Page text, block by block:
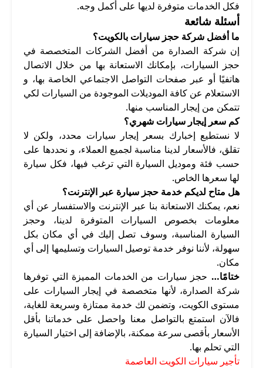
فكل الخدمات متوفرة لديها على أكمل وجه.
أسئلة شائعة
ما أفضل شركة حجز سيارات بالكويت؟
إن شركة الصدارة من أفضل الشركات المتخصصة في
حجز السيارات، بإمكانك الاستعانة بها من خلال الاتصال
هاتفيًا أو عبر صفحات التواصل الاجتماعي الخاصة بها، و
الاستعلام عن كافة الموديلات الموجودة من السيارات لكي
تتمكن من إيجار المناسب منها.
كم سعر إيجار سيارات شهري؟
لا نستطيع إخبارك بسعر إيجار سيارات محدد، ولكن لا
تقلق، فالأسعار لدينا مناسبة لجميع العملاء، و نحددها على
حسب فئة وموديل السيارة التي ترغب فيها، فكل سيارة
لها سعرها الخاص.
هل متاح لديكم خدمة حجز سيارة عبر الإنترنت؟
نعم، يمكنك الاستعانة بنا عبر الإنترنت والاستفسار عن أي
معلومات بخصوص السيارات المتوفرة لدينا، وحجز
السيارة المناسبة، وسوف تصل إليك في أي مكان بكل
سهولة، لأننا نوفر خدمة توصيل السيارات وتسليمها إلى أي
مكان.
ختامًا… حجز سيارات من الخدمات المميزة التي توفرها
شركة الصدارة، لأنها متخصصة في إيجار السيارات على
مستوى الكويت، وتضمن لك خدمة ممتازة وسريعة للغاية،
فالآن استمتع بالتواصل معنا واحصل على خدماتنا بأقل
الأسعار بأقصى سرعة ممكنة، بالإضافة إلى اختيار السيارة
التي تحلم بها.
تأجير سيارات الكويت العاصمة